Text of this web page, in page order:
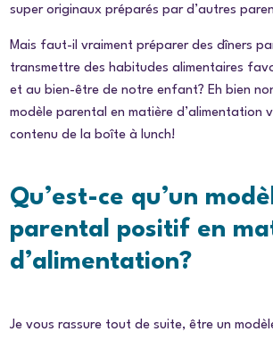
super originaux préparés par d’autres
Mais faut-il vraiment préparer des dîners
transmettre des habitudes alimentaires
et au bien-être de notre enfant? Eh bien
modèle parental en matière d’alimentation
contenu de la boîte à lunch!
Qu’est-ce qu’un
parental positif en
d’alimentation?
Je vous rassure tout de suite, être un